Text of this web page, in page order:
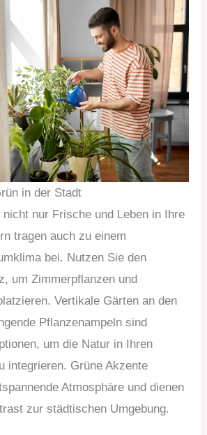
in der Stadt
nicht nur Frische und Leben in Ihre
tragen auch zu einem
bei. Nutzen Sie den
um Zimmerpflanzen und
Vertikale Gärten an den
Pflanzenampeln sind
um die Natur in Ihren
integrieren. Grüne Akzente
Atmosphäre und dienen
zur städtischen Umgebung.